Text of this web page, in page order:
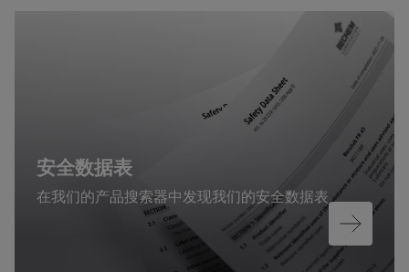
安全数据表
在我们的产品搜索器中发现我们的安全数据表